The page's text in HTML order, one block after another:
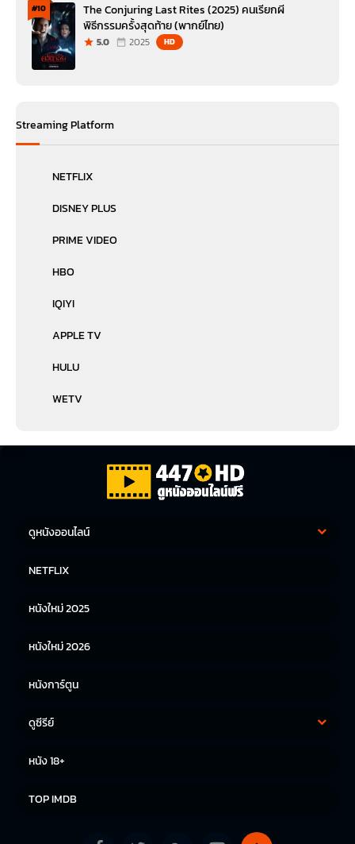
#10
The Conjuring Last Rites (2025) คนเรียกผี
พิธีกรรมครั้งสุดท้าย (พากย์ไทย)
5.0 2025 HD
Streaming Platform
NETFLIX
DISNEY PLUS
PRIME VIDEO
HBO
IQIYI
APPLE TV
HULU
WETV
ดูหนังออนไลน์
หนังญี่ปุ่น
NETFLIX
หนังใหม่ 2025
หนังใหม่ 2026
หนังการ์ตูน
ดูซีรีย์
หนัง 18+
TOP IMDB